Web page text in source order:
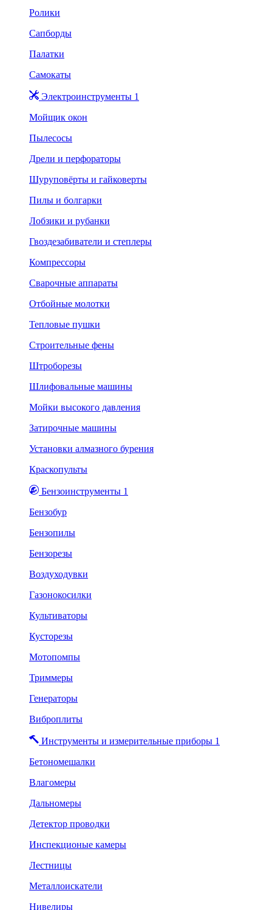
Ролики
Сапборды
Палатки
Самокаты
Электроинструменты 1
Мойщик окон
Пылесосы
Дрели и перфораторы
Шуруповёрты и гайковерты
Пилы и болгарки
Лобзики и рубанки
Гвоздезабиватели и степлеры
Компрессоры
Сварочные аппараты
Отбойные молотки
Тепловые пушки
Строительные фены
Штроборезы
Шлифовальные машины
Мойки высокого давления
Затирочные машины
Установки алмазного бурения
Краскопульты
Бензоинструменты 1
Бензобур
Бензопилы
Бензорезы
Воздуходувки
Газонокосилки
Культиваторы
Кусторезы
Мотопомпы
Триммеры
Генераторы
Виброплиты
Инструменты и измерительные приборы 1
Бетономешалки
Влагомеры
Дальномеры
Детектор проводки
Инспекционые камеры
Лестницы
Металлоискатели
Нивелиры